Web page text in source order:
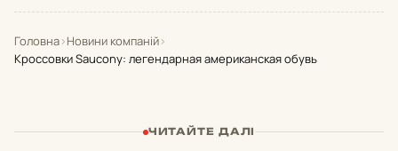
Головна›Новини компаній›
Кроссовки Saucony: легендарная американская обувь
ЧИТАЙТЕ ДАЛІ